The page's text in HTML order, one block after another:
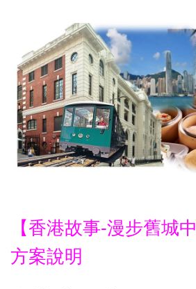
【香港故事-漫步舊城
方案說明